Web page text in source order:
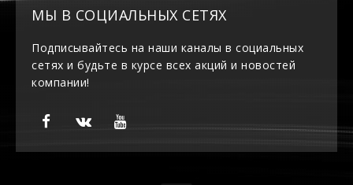
МЫ В СОЦИАЛЬНЫХ СЕТЯХ
Подписывайтесь на наши каналы в социальных
сетях и будьте в курсе всех акций и новостей
компании!